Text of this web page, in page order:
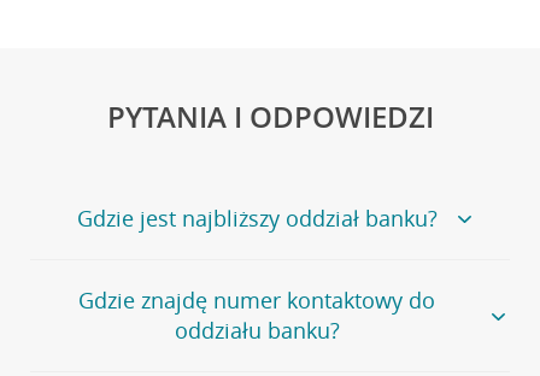
PYTANIA I ODPOWIEDZI
Gdzie jest najbliższy oddział banku?
Jeśli szukasz oddziału naszego banku, zapraszamy na
stronęPlacówki i bankomaty, na której znajduje się
wygodna wyszukiwarka.
Gdzie znajdę numer kontaktowy do
oddziału banku?